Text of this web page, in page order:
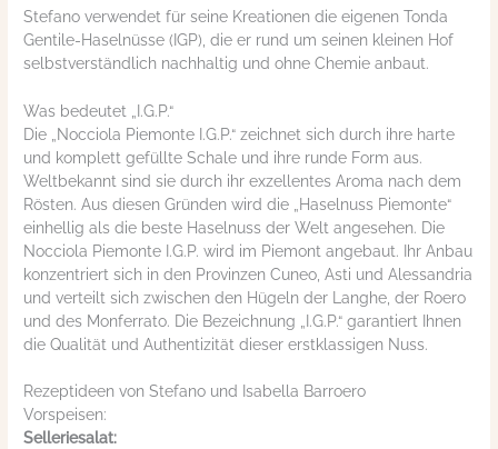
Stefano verwendet für seine Kreationen die eigenen Tonda
Gentile-Haselnüsse (IGP), die er rund um seinen kleinen Hof
selbstverständlich nachhaltig und ohne Chemie anbaut.
Was bedeutet „I.G.P.“
Die „Nocciola Piemonte I.G.P.“ zeichnet sich durch ihre harte
und komplett gefüllte Schale und ihre runde Form aus.
Weltbekannt sind sie durch ihr exzellentes Aroma nach dem
Rösten. Aus diesen Gründen wird die „Haselnuss Piemonte“
einhellig als die beste Haselnuss der Welt angesehen. Die
Nocciola Piemonte I.G.P. wird im Piemont angebaut. Ihr Anbau
konzentriert sich in den Provinzen Cuneo, Asti und Alessandria
und verteilt sich zwischen den Hügeln der Langhe, der Roero
und des Monferrato. Die Bezeichnung „I.G.P.“ garantiert Ihnen
die Qualität und Authentizität dieser erstklassigen Nuss.
Rezeptideen von Stefano und Isabella Barroero
Vorspeisen:
Selleriesalat: